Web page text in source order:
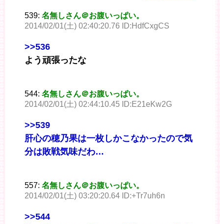
539: 名無しさん＠お腹いっぱい。
2014/02/01(土) 02:40:20.76 ID:HdfCxgCS
>>536
よう頑張ったな
544: 名無しさん＠お腹いっぱい。
2014/02/01(土) 02:44:10.45 ID:E21eKw2G
>>539
肝心の穂乃果は一枚しかこなかったので気
分は敗戦気味だわ…
557: 名無しさん＠お腹いっぱい。
2014/02/01(土) 03:20:20.64 ID:+Tr7uh6n
>>544